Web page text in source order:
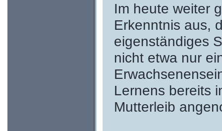
Im heute weiter
Erkenntnis aus,
eigenständiges
nicht etwa nur
Lernens bereits
Mutterleib